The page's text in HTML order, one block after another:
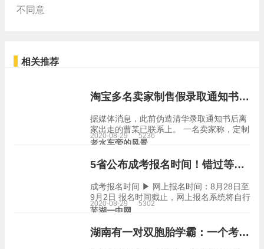
不同意
相关推荐
淘宝多名卖家制售假录取通知书，售价200元不等 阿里安全：涉事商家已处罚
据媒体消息，此前伪造清华录取通知书后离
家出走的曹某已联系上。 一名卖家称，定制
高校录取通知书分为单独定制和套装两类。
章。 有律师称，伪造录取通知书，牵涉…
老水车旁的风景
2020-08-29 5236
5省公布成考报名时间！错过等一年
成考报名时间 ▶ 网上报名时间：8月28日至
9月2日 报名时间截止，网上报名系统将自行
关闭,逾期不再受理。 ▶ 全省统一网上报名
万不要…
芜湖一中网
2020-08-29 5302
湖南有一对双胞胎学霸：一个考上清华，一个考上北大